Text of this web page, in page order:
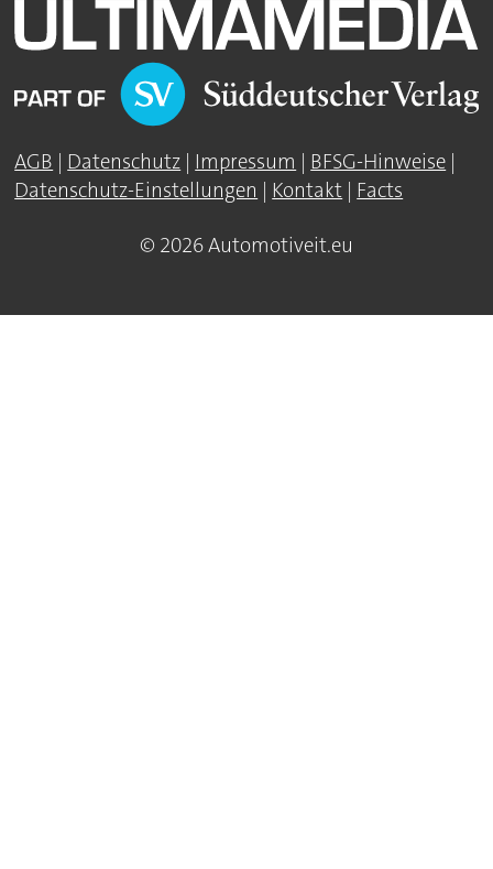
AGB | Datenschutz | Impressum | BFSG-Hinweise |
Datenschutz-Einstellungen | Kontakt | Facts
© 2026 Automotiveit.eu